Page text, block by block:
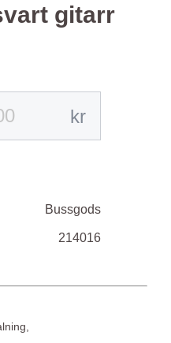
gitarr
kr
Bussgods
214016